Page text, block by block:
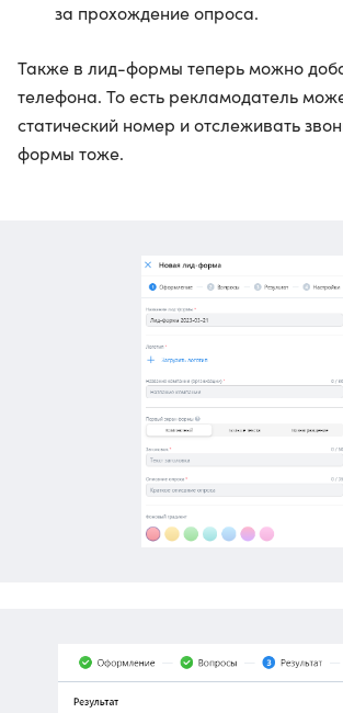
за прохождение опроса.
Также в лид-формы теперь можно
телефона. То есть рекламодатель
статический номер и отслеживать
формы тоже.